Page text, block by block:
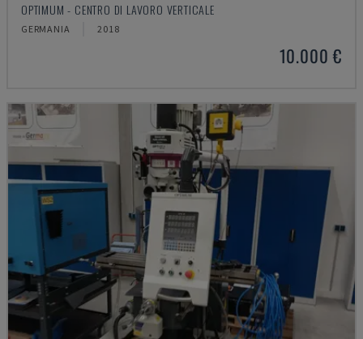
OPTIMUM - CENTRO DI LAVORO VERTICALE
GERMANIA 2018
10.000 €